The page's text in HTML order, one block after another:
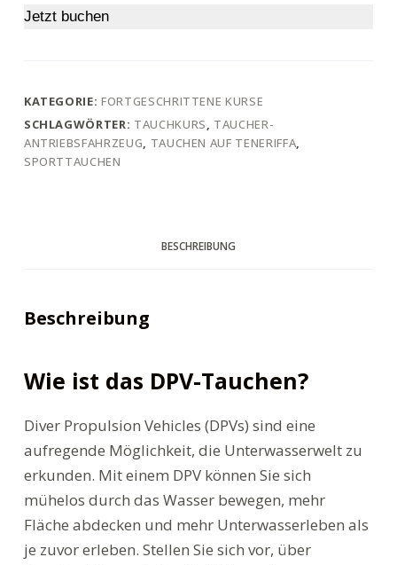
Jetzt buchen
KATEGORIE:FORTGESCHRITTENE KURSE
SCHLAGWÖRTER: TAUCHKURS, TAUCHER-
ANTRIEBSFAHRZEUG, TAUCHEN AUF TENERIFFA,
SPORTTAUCHEN
BESCHREIBUNG
Beschreibung
Wie ist das DPV-Tauchen?
Diver Propulsion Vehicles (DPVs) sind eine
aufregende Möglichkeit, die Unterwasserwelt zu
erkunden. Mit einem DPV können Sie sich
mühelos durch das Wasser bewegen, mehr
Fläche abdecken und mehr Unterwasserleben als
je zuvor erleben. Stellen Sie sich vor, über